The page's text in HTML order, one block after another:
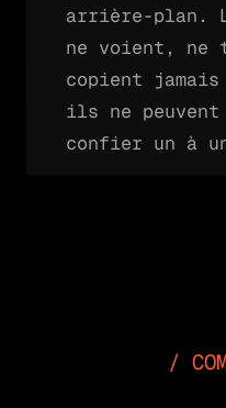
arrière-plan.
ne voient, ne
copient jamais
ils ne peuvent
confier un à